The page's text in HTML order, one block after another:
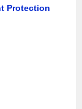
Protection